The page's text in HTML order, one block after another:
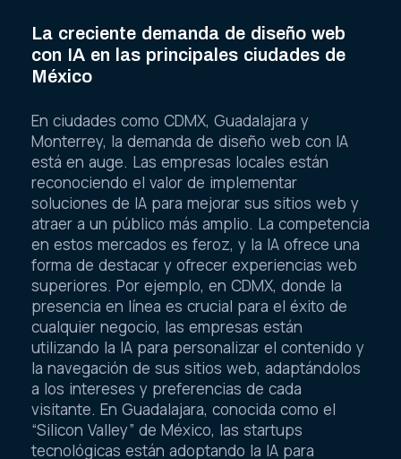
La creciente demanda de diseño web
con IA en las principales ciudades de
México
En ciudades como CDMX, Guadalajara y
Monterrey, la demanda de diseño web con IA
está en auge. Las empresas locales están
reconociendo el valor de implementar
soluciones de IA para mejorar sus sitios web y
atraer a un público más amplio. La competencia
en estos mercados es feroz, y la IA ofrece una
forma de destacar y ofrecer experiencias web
superiores. Por ejemplo, en CDMX, donde la
presencia en línea es crucial para el éxito de
cualquier negocio, las empresas están
utilizando la IA para personalizar el contenido y
la navegación de sus sitios web, adaptándolos
a los intereses y preferencias de cada
visitante. En Guadalajara, conocida como el
“Silicon Valley” de México, las startups
tecnológicas están adoptando la IA para